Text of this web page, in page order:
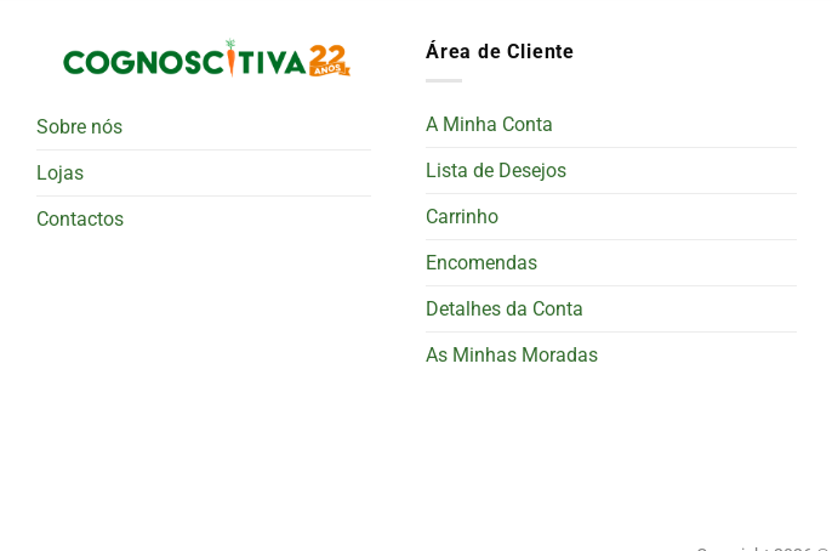
Sobre nós
Lojas
Contactos
Área de Cliente
A Minha Conta
Lista de Desejos
Carrinho
Encomendas
Detalhes da Conta
As Minhas Moradas